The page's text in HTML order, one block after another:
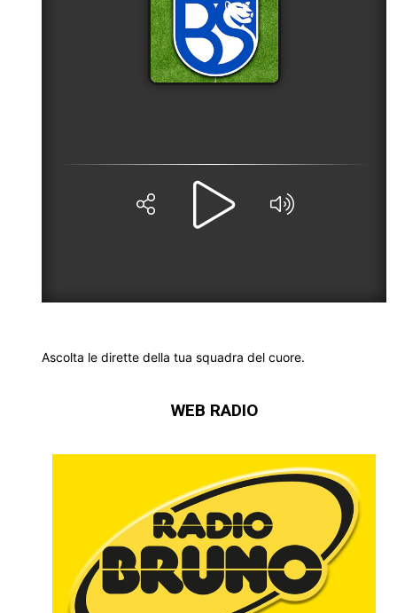
Ascolta le dirette della tua squadra del cuore.
WEB RADIO